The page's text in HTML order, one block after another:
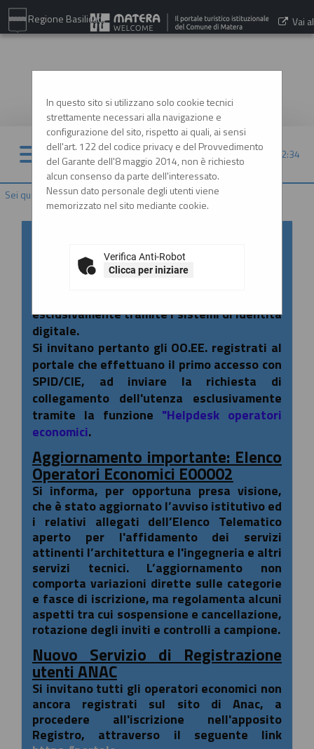
Regione Basilicata Vai al
08/08/2026 22:34
Sei qui: Home
In questo sito si utilizzano solo cookie tecnici
strettamente necessari alla navigazione e
configurazione del sito, rispetto ai quali, ai sensi
dell'art. 122 del codice privacy e del Provvedimento
del Garante dell'8 maggio 2014, non è richiesto
alcun consenso da parte dell'interessato.
Nessun dato personale degli utenti viene
memorizzato nel sito mediante cookie.
Verifica Anti-Robot
Clicca per iniziare
SPID/CIE: istruzioni
In ottemperanza alle normative vigenti
esclusivamente tramite i sistemi di identità
digitale.
Si invitano pertanto gli OO.EE. registrati al
portale che effettuano il primo accesso con
SPID/CIE, ad inviare la richiesta di
collegamento dell'utenza esclusivamente
tramite la funzione "Helpdesk operatori
economici.
Aggiornamento importante: Elenco
Operatori Economici E00002
Si informa, per opportuna presa visione,
che è stato aggiornato l’avviso istitutivo ed
i relativi allegati dell’Elenco Telematico
aperto per l'affidamento dei servizi
attinenti l’architettura e l'ingegneria e altri
servizi tecnici. L’aggiornamento non
comporta variazioni dirette sulle categorie
e fasce di iscrizione, ma regolamenta alcuni
aspetti tra cui sospensione e cancellazione,
rotazione degli inviti e controlli a campione.
Nuovo Servizio di Registrazione
utenti ANAC
Si invitano tutti gli operatori economici non
ancora registrati sul sito di Anac, a
procedere all'iscrizione nell'apposito
Registro, attraverso il seguente link